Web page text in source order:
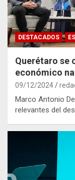
DESTACADOS
Querétaro se
económico
09/12/2024
Marco Antonio
relevantes del